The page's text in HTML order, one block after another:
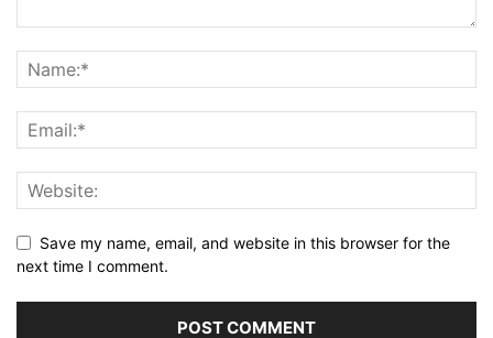
Save my name, email, and website in this browser for the
next time I comment.